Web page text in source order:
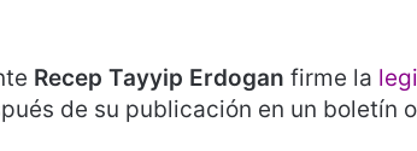
Recep Tayyip Erdogan firme la
de su publicación en un boletín